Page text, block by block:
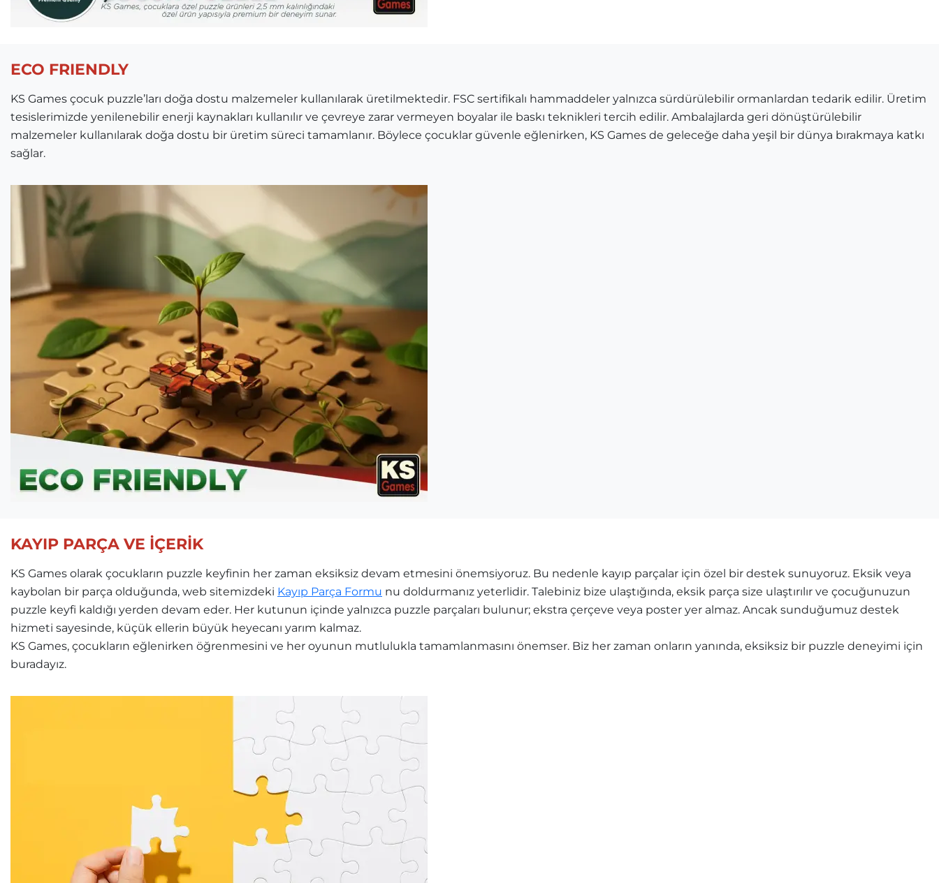
ECO FRIENDLY
KS Games çocuk puzzle’ları doğa dostu malzemeler kullanılarak üretilmektedir. FSC sertifikalı hammaddeler yalnızca sürdürülebilir ormanlardan tedarik edilir. Üretim
tesislerimizde yenilenebilir enerji kaynakları kullanılır ve çevreye zarar vermeyen boyalar ile baskı teknikleri tercih edilir. Ambalajlarda geri dönüştürülebilir
malzemeler kullanılarak doğa dostu bir üretim süreci tamamlanır. Böylece çocuklar güvenle eğlenirken, KS Games de geleceğe daha yeşil bir dünya bırakmaya katkı
sağlar.
KAYIP PARÇA VE İÇERİK
KS Games olarak çocukların puzzle keyfinin her zaman eksiksiz devam etmesini önemsiyoruz. Bu nedenle kayıp parçalar için özel bir destek sunuyoruz. Eksik veya
kaybolan bir parça olduğunda, web sitemizdeki Kayıp Parça Formu nu doldurmanız yeterlidir. Talebiniz bize ulaştığında, eksik parça size ulaştırılır ve çocuğunuzun
puzzle keyfi kaldığı yerden devam eder. Her kutunun içinde yalnızca puzzle parçaları bulunur; ekstra çerçeve veya poster yer almaz. Ancak sunduğumuz destek
hizmeti sayesinde, küçük ellerin büyük heyecanı yarım kalmaz.
KS Games, çocukların eğlenirken öğrenmesini ve her oyunun mutlulukla tamamlanmasını önemser. Biz her zaman onların yanında, eksiksiz bir puzzle deneyimi için
buradayız.